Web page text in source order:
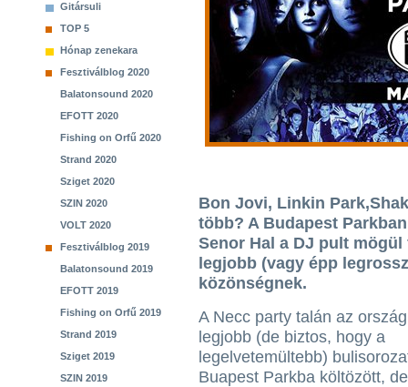
Gitársuli
TOP 5
Hónap zenekara
Fesztiválblog 2020
Balatonsound 2020
EFOTT 2020
Fishing on Orfű 2020
Strand 2020
Sziget 2020
SZIN 2020
VOLT 2020
Fesztiválblog 2019
Balatonsound 2019
EFOTT 2019
Fishing on Orfű 2019
Strand 2019
Sziget 2019
SZIN 2019
Bon Jovi, Linkin
több? A Budapest
Senor Hal a DJ pult
legjobb (vagy épp
közönségnek.
A Necc party talán az
legjobb (de biztos, hogy a
legelvetemültebb)
Buapest Parkba költözött,